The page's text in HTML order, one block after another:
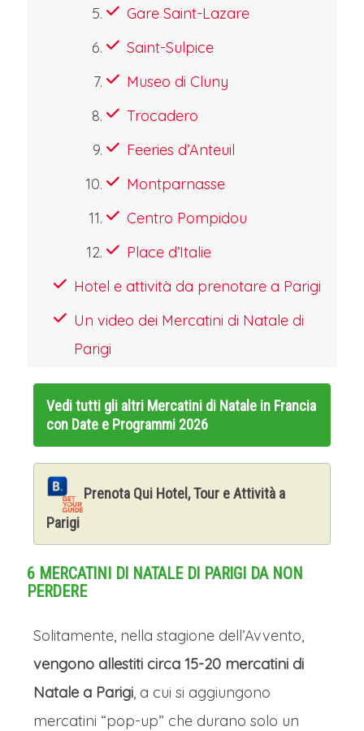
Gare Saint-Lazare
Saint-Sulpice
Museo di Cluny
Trocadero
Feeries d’Anteuil
Montparnasse
Centro Pompidou
Place d’Italie
Hotel e attività da prenotare a Parigi
Un video dei Mercatini di Natale di
Parigi
Vedi tutti gli altri Mercatini di Natale in Francia
con Date e Programmi 2026
Prenota Qui Hotel, Tour e Attività a
Parigi
6 MERCATINI DI NATALE DI PARIGI DA NON
PERDERE
Solitamente, nella stagione dell’Avvento,
vengono allestiti circa 15-20 mercatini di
Natale a Parigi, a cui si aggiungono
mercatini “pop-up” che durano solo un